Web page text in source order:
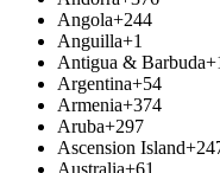
Angola+244
Anguilla+1
Antigua & Barbuda
Argentina+54
Armenia+374
Aruba+297
Ascension Island